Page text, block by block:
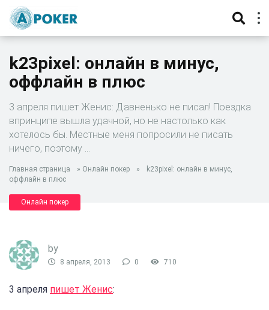
k23pixel: онлайн в минус,
оффлайн в плюс
3 апреля пишет Женис: Давненько не писал! Поездка
впринципе вышла удачной, но не настолько как
хотелось бы. Местные меня попросили не писать
ничего, поэтому …
Главная страница » Онлайн покер »
k23pixel: онлайн в минус,
оффлайн в плюс
Онлайн покер
by
8 апреля, 2013 0 710
3 апреля пишет Женис: